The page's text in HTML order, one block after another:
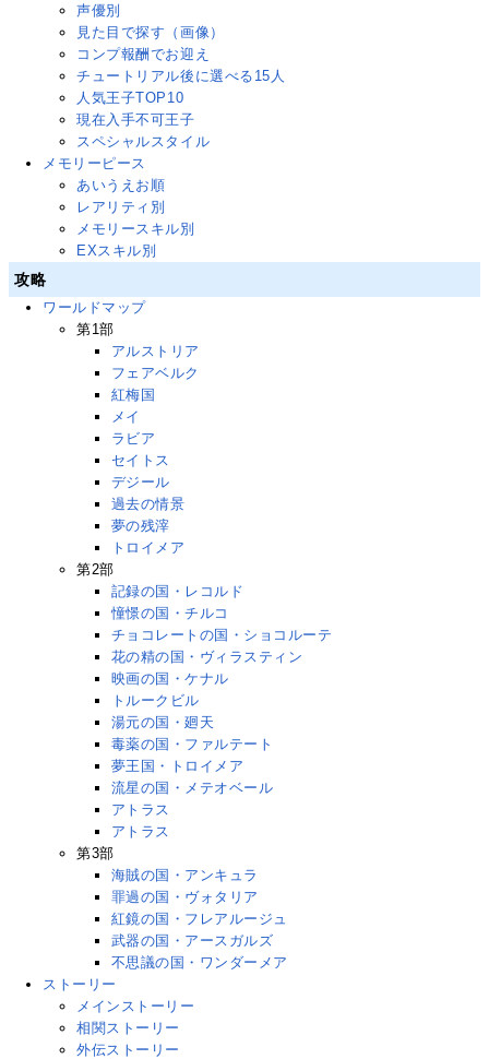
声優別
見た目で探す（画像）
コンプ報酬でお迎え
チュートリアル後に選べる15人
人気王子TOP10
現在入手不可王子
スペシャルスタイル
メモリーピース
あいうえお順
レアリティ別
メモリースキル別
EXスキル別
攻略
ワールドマップ
第1部
アルストリア
フェアベルク
紅梅国
メイ
ラビア
セイトス
デジール
過去の情景
夢の残滓
トロイメア
第2部
記録の国・レコルド
憧憬の国・チルコ
チョコレートの国・ショコルーテ
花の精の国・ヴィラスティン
映画の国・ケナル
トルークビル
湯元の国・廻天
毒薬の国・ファルテート
夢王国・トロイメア
流星の国・メテオベール
アトラス
アトラス
第3部
海賊の国・アンキュラ
罪過の国・ヴォタリア
紅鏡の国・フレアルージュ
武器の国・アースガルズ
不思議の国・ワンダーメア
ストーリー
メインストーリー
相関ストーリー
外伝ストーリー